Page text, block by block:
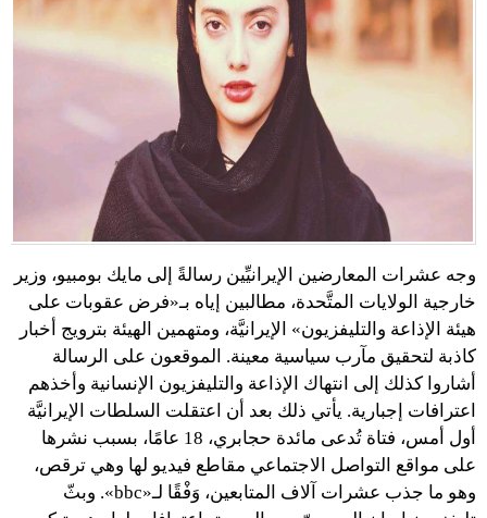
وجه عشرات المعارضين الإيرانيِّين رسالةً إلى مايك بومبيو، وزير
خارجية الولايات المتَّحدة، مطالبين إياه بـ«فرض عقوبات على
هيئة الإذاعة والتليفزيون» الإيرانيَّة، ومتهمين الهيئة بترويج أخبار
كاذبة لتحقيق مآرب سياسية معينة. الموقعون على الرسالة
أشاروا كذلك إلى انتهاك الإذاعة والتليفزيون الإنسانية وأخذهم
اعترافات إجبارية. يأتي ذلك بعد أن اعتقلت السلطات الإيرانيَّة
أول أمس، فتاة تُدعى مائدة حجابري، 18 عامًا، بسبب نشرها
على مواقع التواصل الاجتماعي مقاطع فيديو لها وهي ترقص،
وهو ما جذب عشرات آلاف المتابعين، وَفْقًا لـ«bbc». وبثّ